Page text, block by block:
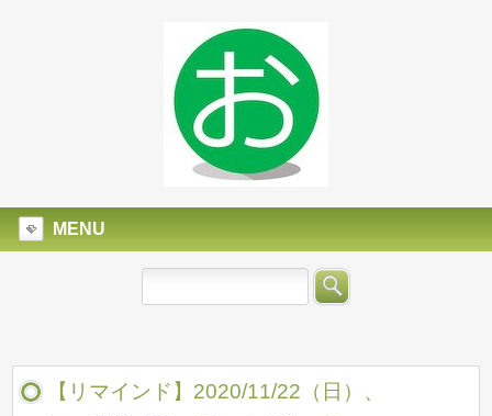
MENU
【リマインド】2020/11/22（日）、